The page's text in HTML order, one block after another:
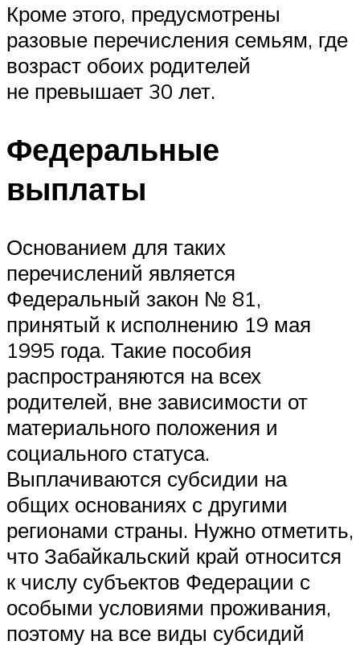
Кроме этого, предусмотрены
разовые перечисления семьям, где
возраст обоих родителей
не превышает 30 лет.
Федеральные
выплаты
Основанием для таких
перечислений является
Федеральный закон № 81,
принятый к исполнению 19 мая
1995 года. Такие пособия
распространяются на всех
родителей, вне зависимости от
материального положения и
социального статуса.
Выплачиваются субсидии на
общих основаниях с другими
регионами страны. Нужно отметить,
что Забайкальский край относится
к числу субъектов Федерации с
особыми условиями проживания,
поэтому на все виды субсидий